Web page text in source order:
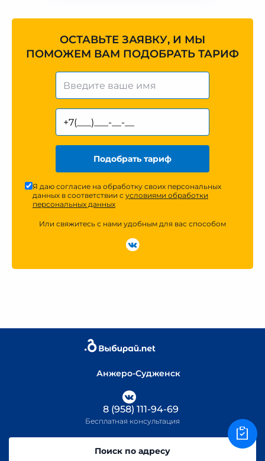
ОСТАВЬТЕ ЗАЯВКУ, И МЫ
ПОМОЖЕМ ВАМ ПОДОБРАТЬ ТАРИФ
Подобрать тариф
Я даю согласие на обработку своих персональных
данных в соответствии с условиями обработки
персональных данных
Или свяжитесь с нами удобным для вас способом
Анжеро-Судженск
8 (958) 111-94-69
Бесплатная консультация
Поиск по адресу